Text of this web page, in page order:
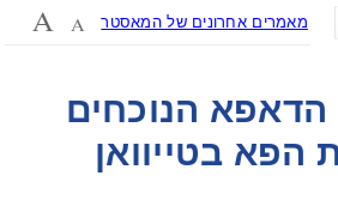
מאמרים אחרונים של המאסטר
הדאפא הנוכחים
הפא בטייוואן